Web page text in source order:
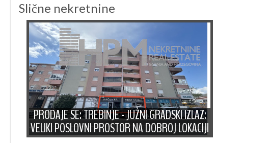
Slične nekretnine
PRODAJE SE: TREBINJE - JUŽNI GRADSKI IZLAZ:
VELIKI POSLOVNI PROSTOR NA DOBROJ LOKACIJI